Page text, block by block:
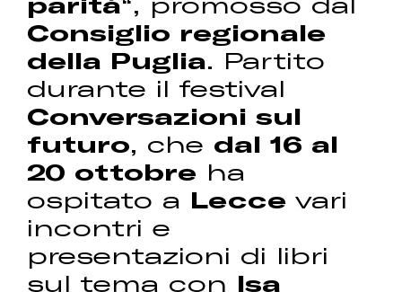
Consiglio regionale
della Puglia. Partito
durante il festival
Conversazioni sul
futuro, che dal 16 al
20 ottobre ha
ospitato a Lecce vari
incontri e
presentazioni di libri
sul tema con Isa